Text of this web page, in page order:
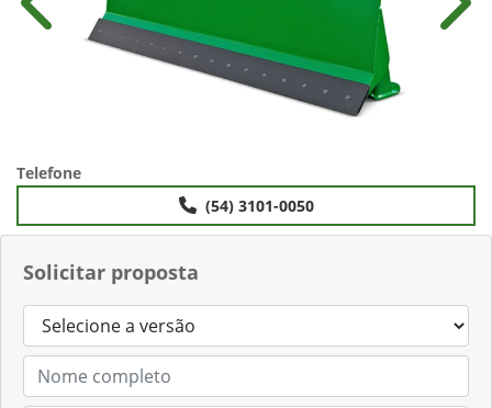
Solicitar proposta
Anterior
Telefone
(54) 3101-0050